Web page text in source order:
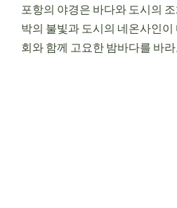
포항의 야경은 바다와 도시의
박의 불빛과 도시의 네온사인
회와 함께 고요한 밤바다를 바